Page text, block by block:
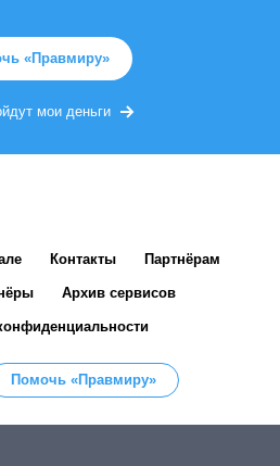
«Правмиру»
мои деньги
Контакты Партнёрам
Архив сервисов
Помочь «Правмиру»